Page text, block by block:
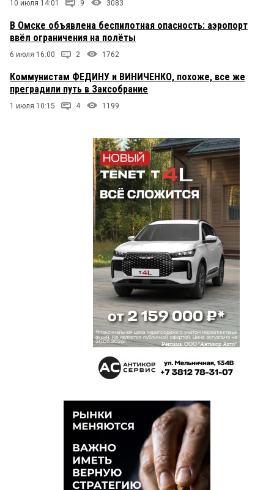
Наталья Эдуардовна
Излагает не убедительно! Ловчит и
выкручивается! Ненадёжный.
Очередной вор — ,,стратег" Шелест Омский
водяной цены на воду и канализацию
поднимаетТупая,,уборщица«снега воровка
наблюдает за 80 000 тысяч в месяц — ,,устаёт"
страшно....
10 декабря 2021 в 08:34:
Объяснение причин выглядит не очень логично и
не правдоподобно.
10 июля 14:01 9 3083
В Омске объявлена беспилотная опасность: аэропорт
ввёл ограничения на полёты
6 июля 16:00 2 1762
Коммунистам ФЕДИНУ и ВИНИЧЕНКО, похоже, все же
преградили путь в Заксобрание
1 июля 10:15 4 1199